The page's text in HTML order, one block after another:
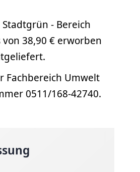
- Bereich
38,90 € erworben
Fachbereich Umwelt
0511/168-42740.